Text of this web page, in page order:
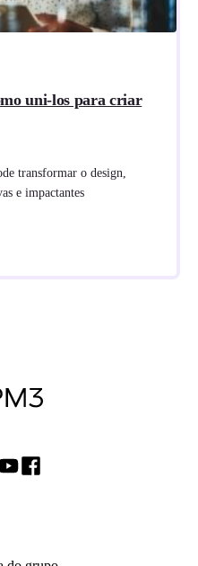
uni-los para criar
transformar o design,
e impactantes